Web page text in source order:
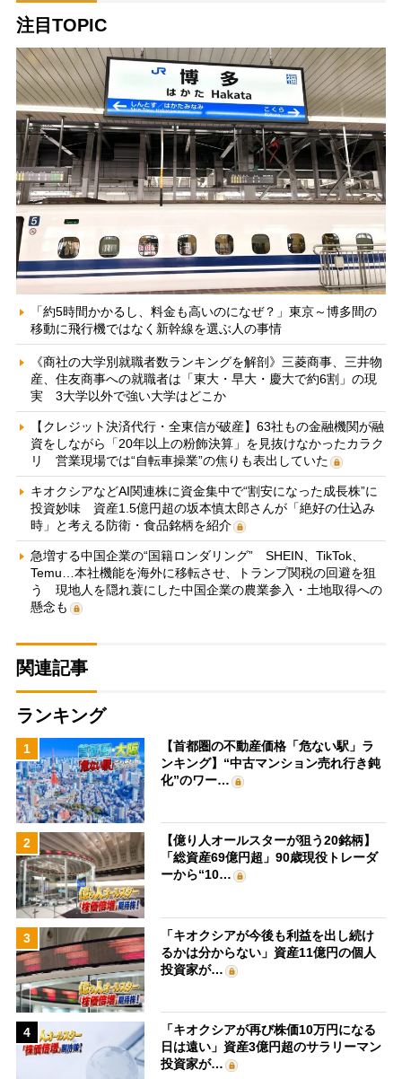
注目TOPIC
「約5時間かかるし、料金も高いのになぜ？」東京～博多間の
移動に飛行機ではなく新幹線を選ぶ人の事情
《商社の大学別就職者数ランキングを解剖》三菱商事、三井物
産、住友商事への就職者は「東大・早大・慶大で約6割」の現
実 3大学以外で強い大学はどこか
【クレジット決済代行・全東信が破産】63社もの金融機関が融
資をしながら「20年以上の粉飾決算」を見抜けなかったカラク
リ 営業現場では“自転車操業”の焦りも表出していた
キオクシアなどAI関連株に資金集中で“割安になった成長株”に
投資妙味 資産1.5億円超の坂本慎太郎さんが「絶好の仕込み
時」と考える防衛・食品銘柄を紹介
急増する中国企業の“国籍ロンダリング” SHEIN、TikTok、
Temu…本社機能を海外に移転させ、トランプ関税の回避を狙
う 現地人を隠れ蓑にした中国企業の農業参入・土地取得への
懸念も
関連記事
ランキング
1
【首都圏の不動産価格「危ない駅」ラ
ンキング】“中古マンション売れ行き鈍
化”のワー…
2
【億り人オールスターが狙う20銘柄】
「総資産69億円超」90歳現役トレーダ
ーから“10…
3
「キオクシアが今後も利益を出し続け
るかは分からない」資産11億円の個人
投資家が…
4
「キオクシアが再び株価10万円になる
日は遠い」資産3億円超のサラリーマン
投資家が…